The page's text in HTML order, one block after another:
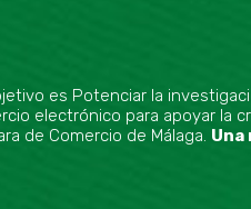
es Potenciar la
electrónico para apoyar la
de Comercio de Málaga. Una